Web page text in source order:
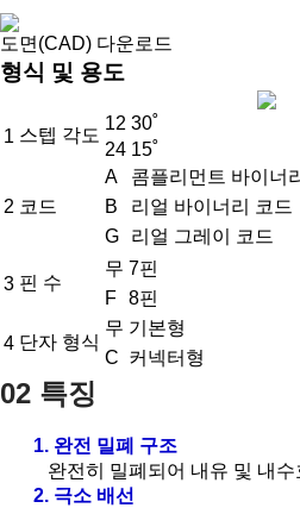
도면(CAD) 다운로드
형식 및 용도
1 스텝 각도
12 30˚
24 15˚
2 코드
A
콤플리먼트 바이너
B
리얼 바이너리 코드
G
리얼 그레이 코드
3 핀 수
무 7핀
F 8핀
4 단자 형식
무 기본형
C 커넥터형
02 특징
1. 완전 밀폐 구조
완전히 밀폐되어 내유 및 내수
2. 극소 배선